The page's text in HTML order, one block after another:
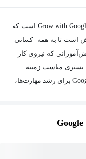
و اندازه‌گیریگواهی‌های شغلی Google بخشی از برنامه Grow with Google است که
است تا به همه کسانی
که نیروی کار
بستری مناسب زمینه
دسترسی به بهترین آموزش‌ها و ابزارهای Google برای رشد مهارت‌ها،